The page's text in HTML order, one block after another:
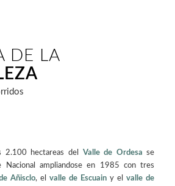
DE LA
2.100 hectareas del Valle de Ordesa se
Nacional ampliandose en 1985 con tres
Añisclo, elvalle de Escuain y elvalle de